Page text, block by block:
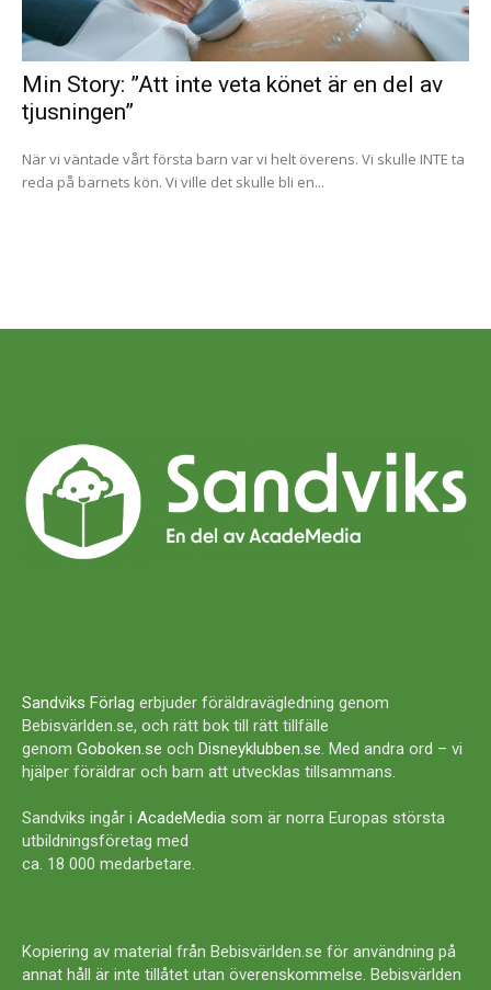
Min Story: ”Att inte veta könet är en del av
tjusningen”
När vi väntade vårt första barn var vi helt överens. Vi skulle INTE ta
reda på barnets kön. Vi ville det skulle bli en...
Sandviks Förlag erbjuder föräldravägledning genom
Bebisvärlden.se, och rätt bok till rätt tillfälle
genom Goboken.se och Disneyklubben.se. Med andra ord – vi
hjälper föräldrar och barn att utvecklas tillsammans.
Sandviks ingår i AcadeMedia som är norra Europas största
utbildningsföretag med
ca. 18 000 medarbetare.
Kopiering av material från Bebisvärlden.se för användning på
annat håll är inte tillåtet utan överenskommelse. Bebisvärlden